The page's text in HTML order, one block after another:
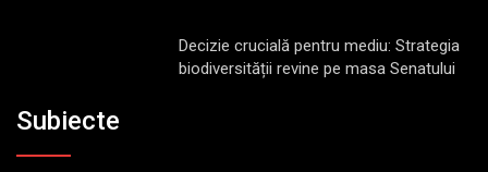
Decizie crucială pentru mediu: Strategia
biodiversității revine pe masa Senatului
Subiecte